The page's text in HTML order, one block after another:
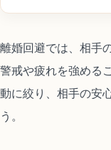
離婚回避では、相手
警戒や疲れを強める
動に絞り、相手の安
う。